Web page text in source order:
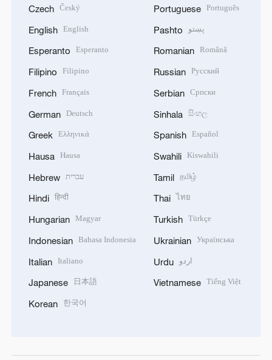
Czech Český
English English
Esperanto Esperanto
Filipino Filipino
French Français
German Deutsch
Greek Ελληνικά
Hausa Hausa
Hebrew עברית
Hindi हिन्दी
Hungarian Magyar
Indonesian Bahasa Indonesia
Italian Italiano
Japanese 日本語
Korean 한국어
Portuguese Português
Pashto پښتو
Romanian Română
Russian Русский
Serbian Српски
Sinhala සිංහල
Spanish Español
Swahili Kiswahili
Tamil தமிழ்
Thai ไทย
Turkish Türkçe
Ukrainian Українська
Urdu اردو
Vietnamese Tiếng Việt